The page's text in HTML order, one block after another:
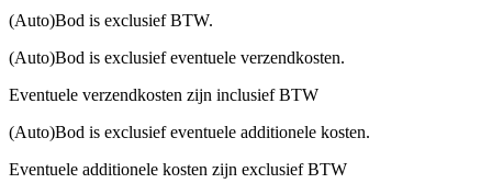
(Auto)Bod is exclusief BTW.
(Auto)Bod is exclusief eventuele verzendkosten.
Eventuele verzendkosten zijn inclusief BTW
(Auto)Bod is exclusief eventuele additionele kosten.
Eventuele additionele kosten zijn exclusief BTW